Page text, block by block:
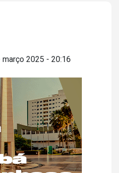
2025 - 20:16